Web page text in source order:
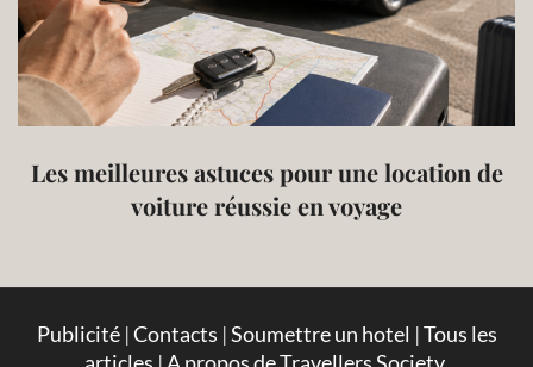
Les meilleures astuces pour une location de
voiture réussie en voyage
Publicité|Contacts |Soumettre un hotel |Tous les